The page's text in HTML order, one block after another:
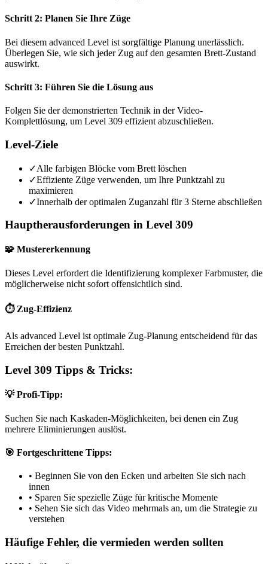
Schritt 2: Planen Sie Ihre Züge
Bei diesem advanced Level ist sorgfältige Planung unerlässlich.
Überlegen Sie, wie sich jeder Zug auf den gesamten Brett-Zustand
auswirkt.
Schritt 3: Führen Sie die Lösung aus
Folgen Sie der demonstrierten Technik in der Video-
Komplettlösung, um Level 309 effizient abzuschließen.
Level-Ziele
✓Alle farbigen Blöcke vom Brett löschen
✓Effiziente Züge verwenden, um Ihre Punktzahl zu
maximieren
✓Innerhalb der optimalen Zuganzahl für 3 Sterne abschließen
Hauptherausforderungen in Level 309
🧩 Mustererkennung
Dieses Level erfordert die Identifizierung komplexer Farbmuster, die
möglicherweise nicht sofort offensichtlich sind.
⏱️ Zug-Effizienz
Als advanced Level ist optimale Zug-Planung entscheidend für das
Erreichen der besten Punktzahl.
Level 309 Tipps & Tricks:
💡 Profi-Tipp:
Suchen Sie nach Kaskaden-Möglichkeiten, bei denen ein Zug
mehrere Eliminierungen auslöst.
🎯 Fortgeschrittene Tipps:
• Beginnen Sie von den Ecken und arbeiten Sie sich nach
innen
• Sparen Sie spezielle Züge für kritische Momente
• Sehen Sie sich das Video mehrmals an, um die Strategie zu
verstehen
Häufige Fehler, die vermieden werden sollten